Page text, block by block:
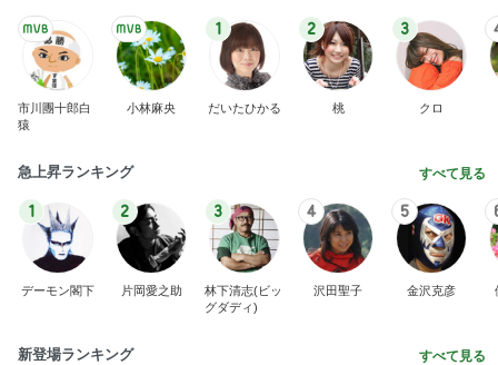
市川團十郎白
猿
小林麻央
1
だいたひかる
2
桃
3
クロ
急上昇ランキング すべて見る
1
デーモン閣下
2
片岡愛之助
3
林下清志(ビッ
グダディ)
4
沢田聖子
5
金沢克彦
新登場ランキング すべて見る